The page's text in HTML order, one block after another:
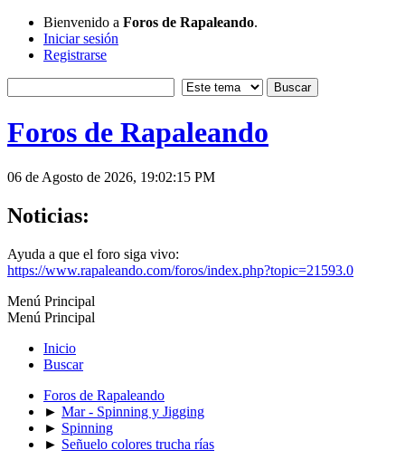
Bienvenido a Foros de Rapaleando.
Iniciar sesión
Registrarse
Foros de Rapaleando
06 de Agosto de 2026, 19:02:15 PM
Noticias:
Ayuda a que el foro siga vivo:
https://www.rapaleando.com/foros/index.php?topic=21593.0
Menú Principal
Menú Principal
Inicio
Buscar
Foros de Rapaleando
► Mar - Spinning y Jigging
► Spinning
► Señuelo colores trucha rías